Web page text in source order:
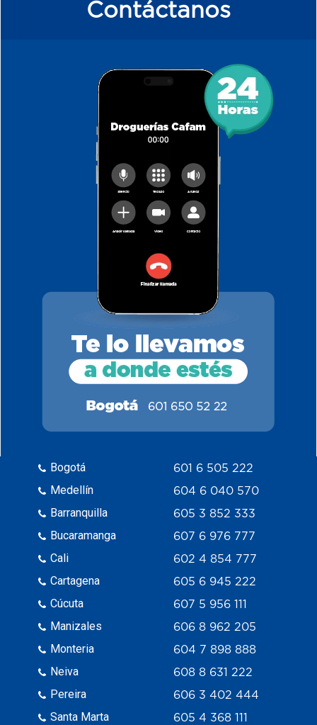
Contáctanos
Bogotá
Medellín
Barranquilla
Bucaramanga
Cali
Cartagena
Cúcuta
Manizales
Monteria
Neiva
Pereira
Santa Marta
601 6 505 222
604 6 040 570
605 3 852 333
607 6 976 777
602 4 854 777
605 6 945 222
607 5 956 111
606 8 962 205
604 7 898 888
608 8 631 222
606 3 402 444
605 4 368 111